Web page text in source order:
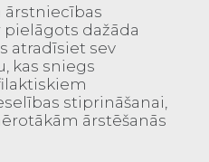
ārstniecības
dažāda
atradīsiet sev
kas sniegs
stiprināšanai,
ārstēšanās